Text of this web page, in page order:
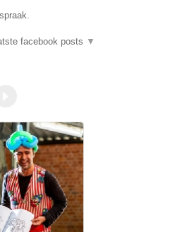
facebook posts ▼